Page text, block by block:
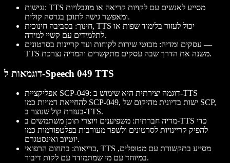
נגישות: TTS מסייע לאנשים עם לקויות קריאה או מוגבלויות
ומאפשר גישה לתוכן בגרסה קולית.
חינוך: בסביבה חינוכית, TTS יכול לעזור בלימוד שפות או
לתלמידים עם קשיי למידה.
עסקים ומדיה: מבוטי שירות לקוחות ועד קריינות בסרטונים —
TTS משנה את הדרך שבה עסקים מתקשרים והמדיה נצרכת.
דוגמאות ל-Speech 049 TTS
אפליקציית SCP-049: דוגמה יצירתית היא שימוש ב-TTS
להחייאת דמויות כמו SCP-049, ישות בדיונית מהיקום של SCP,
בעזרת קול שנוצר ב-TTS.
מדיה חברתית: משפיענים ויוצרי תוכן משתמשים ב-TTS כדי
להפיק קריינויות לסרטונים ולשפר מעורבות בפלטפורמות כמו
יוטיוב ואינסטגרם.
בריאות: בתחום הרפואי, TTS מסייע בתקשורת עם מטופלים,
במיוחד עם מי שמתמודד עם לקות דיבור.